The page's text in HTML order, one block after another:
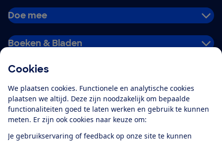
Cookies
We plaatsen cookies. Functionele en analytische cookies
plaatsen we altijd. Deze zijn noodzakelijk om bepaalde
functionaliteiten goed te laten werken en gebruik te kunnen
meten. Er zijn ook cookies naar keuze om:
Je gebruikservaring of feedback op onze site te kunnen
Doe mee
Boeken & Bladen
Alles over de
app